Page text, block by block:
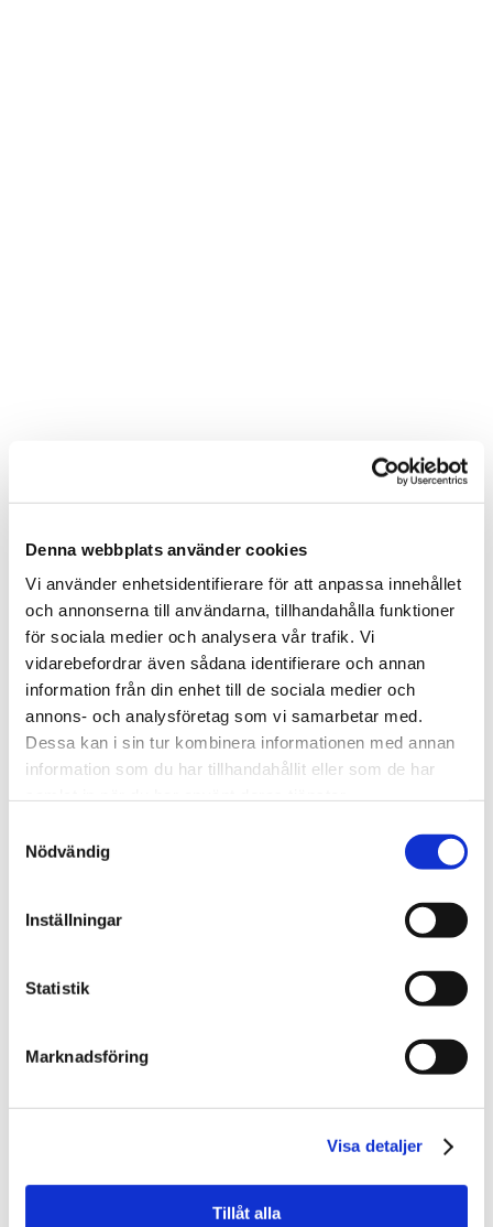
Denna webbplats använder cookies
Vi använder enhetsidentifierare för att anpassa innehållet
och annonserna till användarna, tillhandahålla funktioner
för sociala medier och analysera vår trafik. Vi
vidarebefordrar även sådana identifierare och annan
information från din enhet till de sociala medier och
annons- och analysföretag som vi samarbetar med.
Dessa kan i sin tur kombinera informationen med annan
information som du har tillhandahållit eller som de har
Nödvändig
Inställningar
Statistik
Marknadsföring
Visa detaljer
Tillåt alla